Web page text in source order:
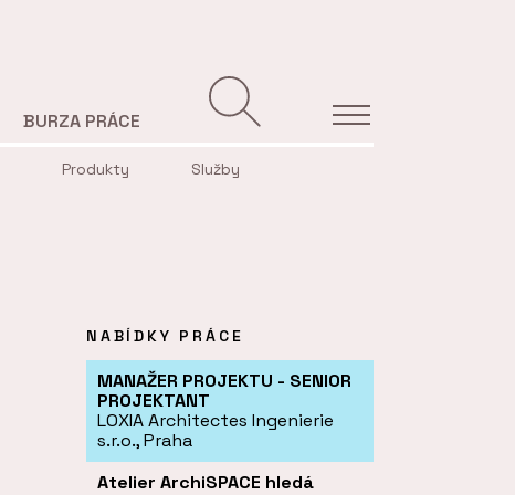
Produkty Služby
BURZA PRÁCE
NABÍDKY PRÁCE
MANAŽER PROJEKTU - SENIOR
PROJEKTANT
LOXIA Architectes Ingenierie
s.r.o., Praha
Atelier ArchiSPACE hledá